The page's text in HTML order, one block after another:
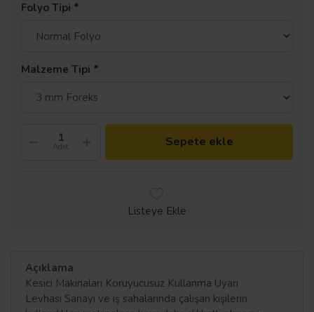
Folyo Tipi
Malzeme Tipi
Adet Sepete ekle
Listeye Ekle
Açıklama
Kesici Makinaları Koruyucusuz Kullanma Uyarı
Levhası Sanayi ve iş sahalarında çalışan kişilerin